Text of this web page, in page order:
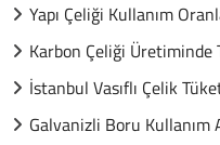
Yapı Çeliği Kullanım
Karbon Çeliği Üretiminde
İstanbul Vasıflı Çelik
Galvanizli Boru Kullanım